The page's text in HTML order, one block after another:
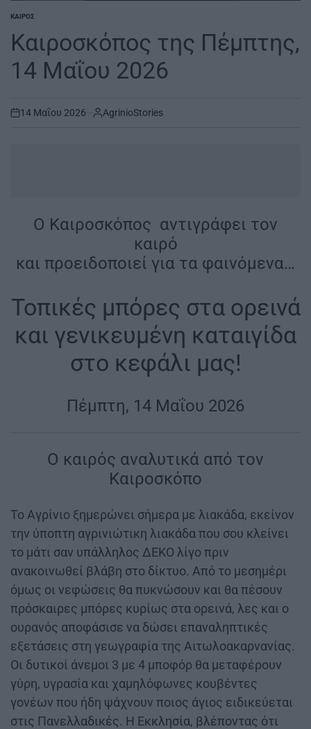
POSTED
ΚΑΙΡΌΣ
Καιροσκόπος της Πέμπτης,
14 Μαΐου 2026
on
14 Μαΐου 2026 AgrinioStories
O Καιροσκόπος αντιγράφει τον
καιρό
και προειδοποιεί για τα φαινόμενα…
Τοπικές μπόρες στα ορεινά
και γενικευμένη καταιγίδα
στο κεφάλι μας!
Πέμπτη, 14 Μαΐου 2026
Ο καιρός αναλυτικά από τον
Καιροσκόπο
Το Αγρίνιο ξημερώνει σήμερα με λιακάδα, εκείνον
την ύποπτη αγρινιώτικη λιακάδα που σου κλείνει
το μάτι σαν υπάλληλος ΔΕΚΟ λίγο πριν
ανακοινωθεί βλάβη στο δίκτυο. Από το μεσημέρι
όμως οι νεφώσεις θα πυκνώσουν και θα πέσουν
πρόσκαιρες μπόρες κυρίως στα ορεινά, λες και ο
ουρανός αποφάσισε να δώσει επαναληπτικές
εξετάσεις στη γεωγραφία της Αιτωλοακαρνανίας.
Οι δυτικοί άνεμοι 3 με 4 μποφόρ θα μεταφέρουν
γύρη, υγρασία και χαμηλόφωνες κουβέντες
γονέων που ήδη ψάχνουν ποιος άγιος ειδικεύεται
στις Πανελλαδικές. Η Εκκλησία, βλέποντας ότι